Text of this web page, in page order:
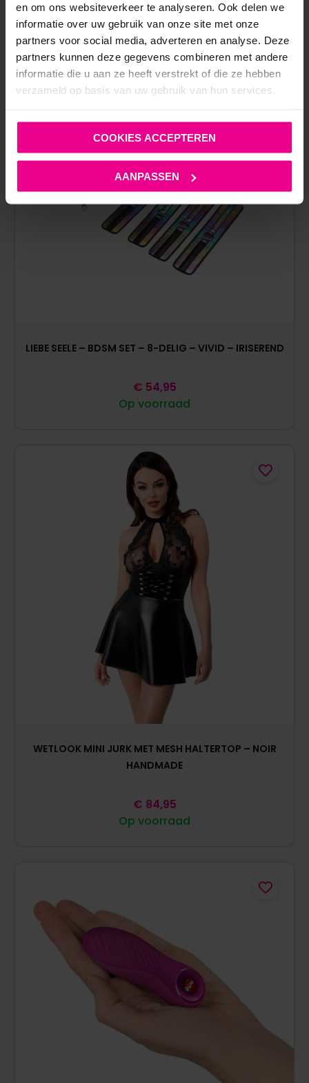
en om ons websiteverkeer te analyseren. Ook delen we
informatie over uw gebruik van onze site met onze
partners voor social media, adverteren en analyse. Deze
partners kunnen deze gegevens combineren met andere
informatie die u aan ze heeft verstrekt of die ze hebben
verzameld op basis van uw gebruik van hun services.
COOKIES ACCEPTEREN
AANPASSEN
ANDERE MENSEN BEKEKEN OOK:
LIEBE SEELE – BDSM SET – 8-DELIG – VIVID – IRISEREND
Op voorraad
€ 54,95
WETLOOK MINI JURK MET MESH HALTERTOP – NOIR
HANDMADE
Op voorraad
€ 84,95